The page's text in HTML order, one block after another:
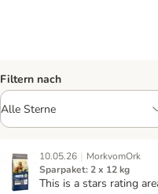
Filtern nach
10.05.26 | MorkvomOrk
Sparpaket: 2 x 12 kg
This is a stars rating